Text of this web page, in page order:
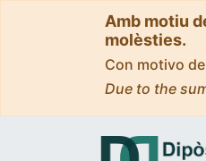
Amb motiu
molèsties.
Con motivo
Due to the